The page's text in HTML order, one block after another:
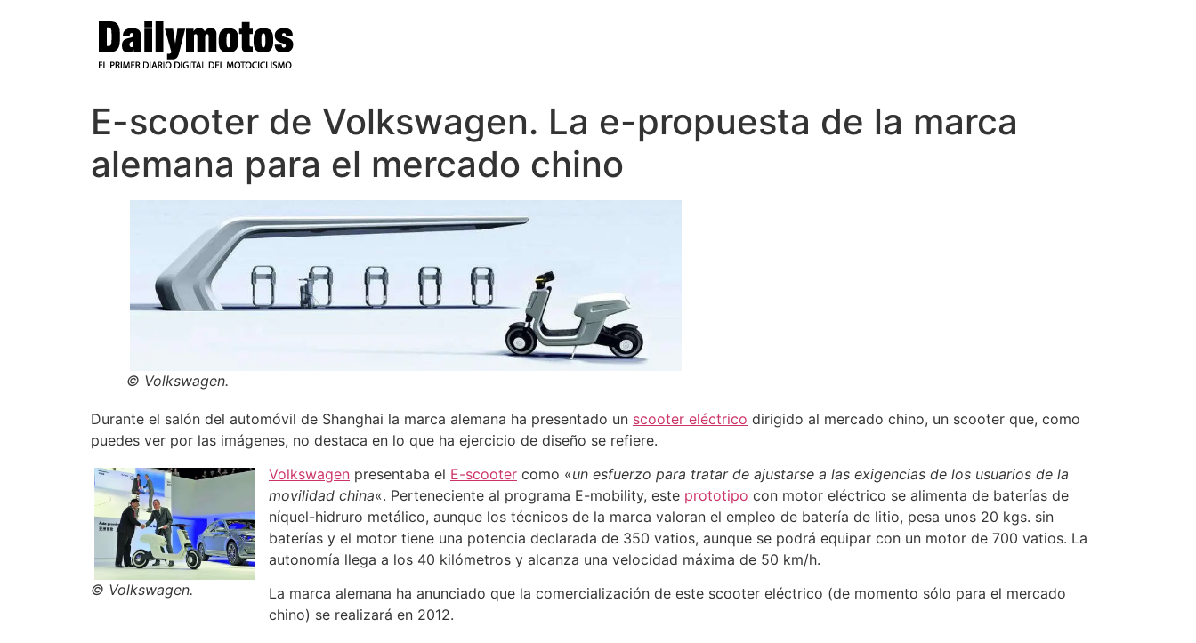
E-scooter de Volkswagen. La e-propuesta de la marca
alemana para el mercado chino
© Volkswagen.
Durante el salón del automóvil de Shanghai la marca alemana ha presentado un scooter eléctrico dirigido al mercado chino, un scooter que, como
puedes ver por las imágenes, no destaca en lo que ha ejercicio de diseño se refiere.
© Volkswagen.
Volkswagen presentaba el E-scooter como «un esfuerzo para tratar de ajustarse a las exigencias de los usuarios de la
movilidad china«. Perteneciente al programa E-mobility, este prototipo con motor eléctrico se alimenta de baterías de
níquel-hidruro metálico, aunque los técnicos de la marca valoran el empleo de batería de litio, pesa unos 20 kgs. sin
baterías y el motor tiene una potencia declarada de 350 vatios, aunque se podrá equipar con un motor de 700 vatios. La
autonomía llega a los 40 kilómetros y alcanza una velocidad máxima de 50 km/h.
La marca alemana ha anunciado que la comercialización de este scooter eléctrico (de momento sólo para el mercado
chino) se realizará en 2012.